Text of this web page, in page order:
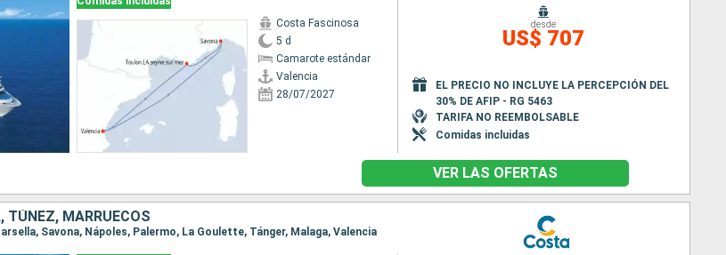
Costa Fascinosa
5 d
Camarote estándar
Valencia
28/07/2027
desde
US$ 707
EL PRECIO NO INCLUYE LA PERCEPCIÓN DEL
30% DE AFIP - RG 5463
TARIFA NO REEMBOLSABLE
Comidas incluidas
VER LAS OFERTAS
TÚNEZ, MARRUECOS
Savona, Nápoles, Palermo, La Goulette, Tánger, Malaga, Valencia